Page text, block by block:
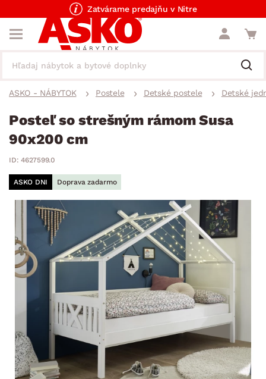
Zatvárame predajňu v Nitre
ASKO - NÁBYTOK Postele Detské postele Detské
Posteľ so strešným rámom Susa
90x200 cm
ID: 4627599.0
ASKO DNI Doprava zadarmo